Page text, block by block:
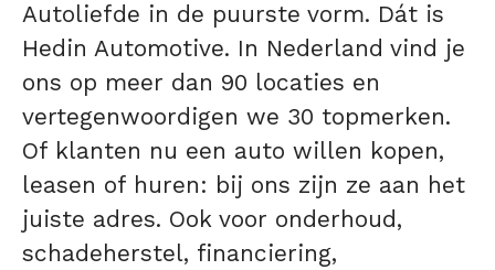
Autoliefde in de puurste vorm. Dát is
Hedin Automotive. In Nederland vind je
ons op meer dan 90 locaties en
vertegenwoordigen we 30 topmerken.
Of klanten nu een auto willen kopen,
leasen of huren: bij ons zijn ze aan het
juiste adres. Ook voor onderhoud,
schadeherstel, financiering,